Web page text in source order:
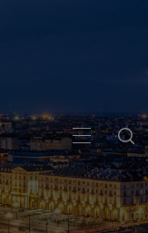
PRIMARY
MENU